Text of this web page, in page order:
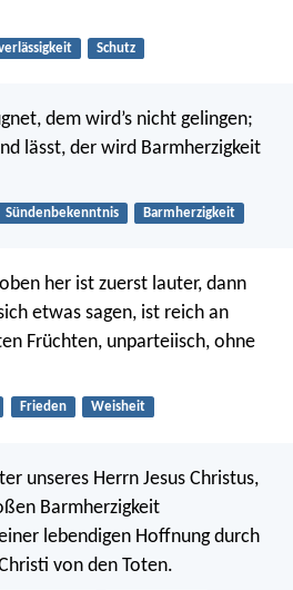
Schutz
dem wird’s nicht gelingen;
lässt, der wird Barmherzigkeit
Sündenbekenntnis Barmherzigkeit
her ist zuerst lauter, dann
etwas sagen, ist reich an
Früchten, unparteiisch, ohne
Frieden Weisheit
unseres Herrn Jesus Christus,
Barmherzigkeit
lebendigen Hoffnung durch
von den Toten.